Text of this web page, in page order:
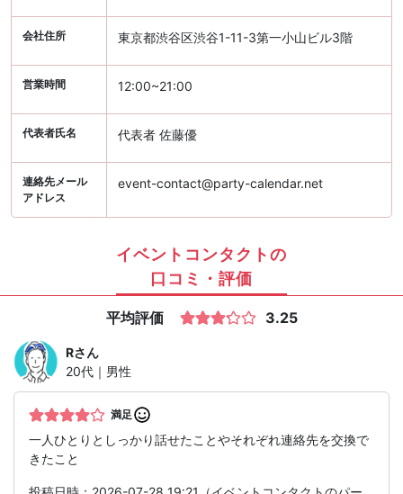
会社住所 東京都渋谷区渋谷1-11-3第一小山ビル3階
営業時間 12:00~21:00
代表者氏名 代表者 佐藤優
連絡先メール
アドレス
event-contact@party-calendar.net
イベントコンタクトの
口コミ・評価
平均評価 3.25
Rさん
20代｜男性
満足
一人ひとりとしっかり話せたことやそれぞれ連絡先を交換で
きたこと